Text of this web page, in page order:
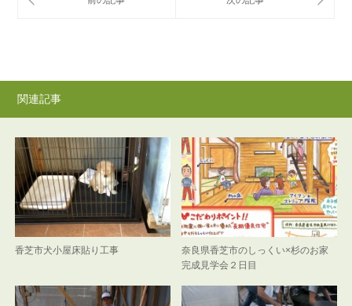
関連記事
香芝市犬小屋床貼り工事
奈良県香芝市のしっくい×杉のお家
完成見学会２日目